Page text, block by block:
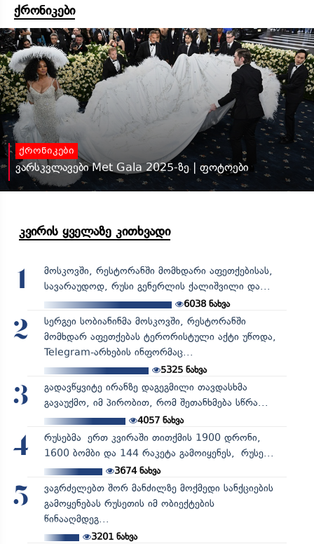
ქრონიკები
ქრონიკები
ვარსკვლავები Met Gala 2025-ზე | ფოტოები
კვირის ყველაზე კითხვადი
1
მოსკოვში, რესტორანში მომხდარი აფეთქებისას,
სავარაუდოდ, რუსი გენერლის ქალიშვილი და...
6038 ნახვა
2
სერგეი სობიანინმა მოსკოვში, რესტორანში
მომხდარ აფეთქებას ტერორისტული აქტი უწოდა,
Telegram-არხების ინფორმაც...
5325ნახვა
3
გადავწყვიტე ირანზე დაგეგმილი თავდასხმა
გავაუქმო, იმ პირობით, რომ შეთანხმება სწრა...
4057ნახვა
4
რუსებმა ერთ კვირაში თითქმის 1900 დრონი,
1600 ბომბი და 144 რაკეტა გამოიყენეს, რუსე...
3674ნახვა
5
ვაგრძელებთ შორ მანძილზე მოქმედი სანქციების
გამოყენებას რუსეთის იმ ობიექტების
წინააღმდეგ...
3201ნახვა